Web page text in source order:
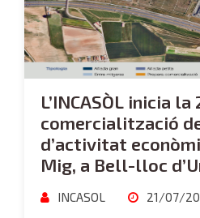
L’INCASÒL inicia
comercialització
d’activitat
Mig, a Bell-lloc
INCASOL 21/07/